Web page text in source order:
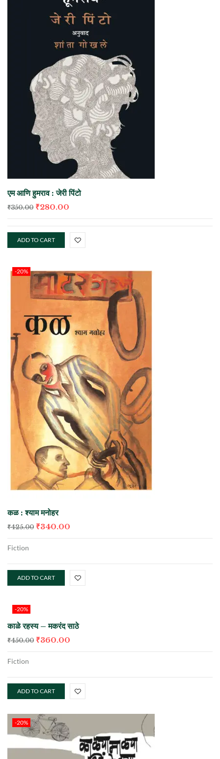
एम आणि हुमराव : जेरी पिंटो
₹350.00 ₹280.00
ADD TO CART
-20%
कळ : श्याम मनोहर
₹425.00 ₹340.00
Fiction
ADD TO CART
-20%
काळे रहस्य – मकरंद साठे
₹450.00 ₹360.00
Fiction
ADD TO CART
-20%